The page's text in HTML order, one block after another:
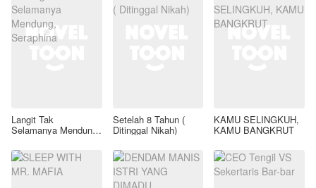
Langit Tak
Selamanya Mendung,
Setelah 8 Tahun (
Ditinggal Nikah)
KAMU SELINGKUH,
KAMU BANGKRUT